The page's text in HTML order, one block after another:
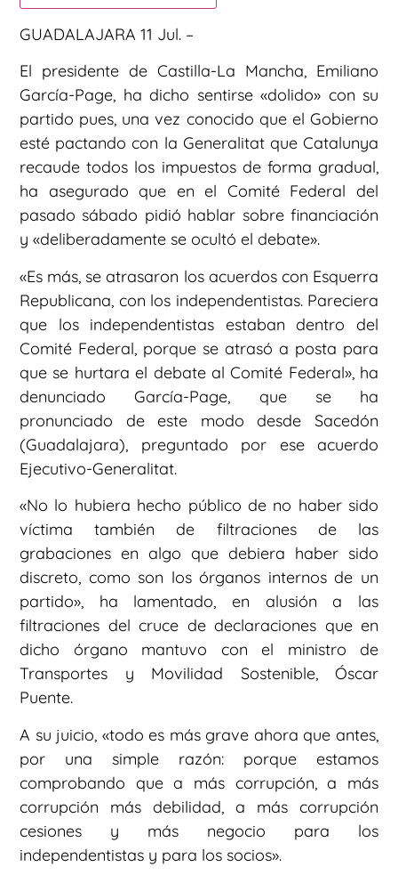
GUADALAJARA 11 Jul. –
El presidente de Castilla-La Mancha, Emiliano
García-Page, ha dicho sentirse «dolido» con su
partido pues, una vez conocido que el Gobierno
esté pactando con la Generalitat que Catalunya
recaude todos los impuestos de forma gradual,
ha asegurado que en el Comité Federal del
pasado sábado pidió hablar sobre financiación
y «deliberadamente se ocultó el debate».
«Es más, se atrasaron los acuerdos con Esquerra
Republicana, con los independentistas. Pareciera
que los independentistas estaban dentro del
Comité Federal, porque se atrasó a posta para
que se hurtara el debate al Comité Federal», ha
denunciado García-Page, que se ha
pronunciado de este modo desde Sacedón
(Guadalajara), preguntado por ese acuerdo
Ejecutivo-Generalitat.
«No lo hubiera hecho público de no haber sido
víctima también de filtraciones de las
grabaciones en algo que debiera haber sido
discreto, como son los órganos internos de un
partido», ha lamentado, en alusión a las
filtraciones del cruce de declaraciones que en
dicho órgano mantuvo con el ministro de
Transportes y Movilidad Sostenible, Óscar
Puente.
A su juicio, «todo es más grave ahora que antes,
por una simple razón: porque estamos
comprobando que a más corrupción, a más
corrupción más debilidad, a más corrupción
cesiones y más negocio para los
independentistas y para los socios».